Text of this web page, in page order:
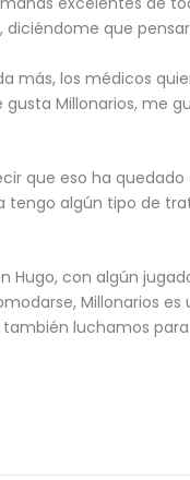
que
más, los médicos
Millonarios, me
que eso ha quedado
tengo algún tipo de
Hugo, con algún
Millonarios es
luchamos